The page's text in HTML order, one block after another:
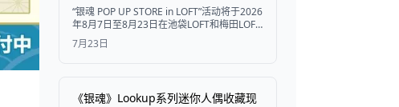
“银魂 POP UP STORE in LOFT”活动将于2026
年8月7日至8月23日在池袋LOFT和梅田LOFT
举办，现场将发售以“夏日漫步”为主题的全新
水彩风格插画周边商品。
7月23日
《银魂》Lookup系列迷你人偶收藏现